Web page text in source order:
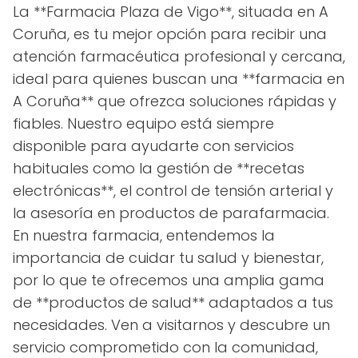
La **Farmacia Plaza de Vigo**, situada en A
Coruña, es tu mejor opción para recibir una
atención farmacéutica profesional y cercana,
ideal para quienes buscan una **farmacia en
A Coruña** que ofrezca soluciones rápidas y
fiables. Nuestro equipo está siempre
disponible para ayudarte con servicios
habituales como la gestión de **recetas
electrónicas**, el control de tensión arterial y
la asesoría en productos de parafarmacia.
En nuestra farmacia, entendemos la
importancia de cuidar tu salud y bienestar,
por lo que te ofrecemos una amplia gama
de **productos de salud** adaptados a tus
necesidades. Ven a visitarnos y descubre un
servicio comprometido con la comunidad,